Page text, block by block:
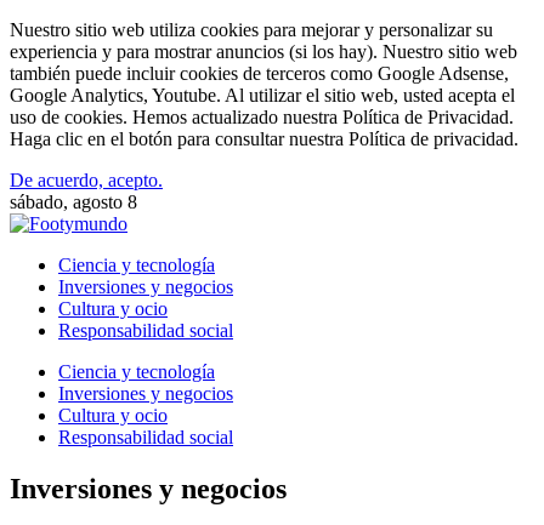
Nuestro sitio web utiliza cookies para mejorar y personalizar su
experiencia y para mostrar anuncios (si los hay). Nuestro sitio web
también puede incluir cookies de terceros como Google Adsense,
Google Analytics, Youtube. Al utilizar el sitio web, usted acepta el
uso de cookies. Hemos actualizado nuestra Política de Privacidad.
Haga clic en el botón para consultar nuestra Política de privacidad.
De acuerdo, acepto.
sábado, agosto 8
Ciencia y tecnología
Inversiones y negocios
Cultura y ocio
Responsabilidad social
Ciencia y tecnología
Inversiones y negocios
Cultura y ocio
Responsabilidad social
Inversiones y negocios